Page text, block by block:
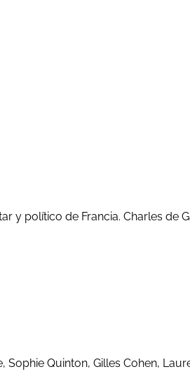
y político de Francia. Charles
Quinton, Gilles Cohen,